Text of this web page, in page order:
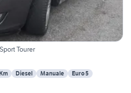
Tourer
Diesel Manuale Euro 5